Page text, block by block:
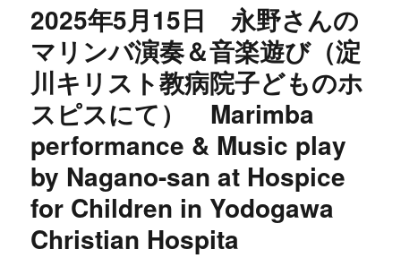
2025年5月15日 永野さんの
マリンバ演奏＆音楽遊び（淀
川キリスト教病院子どものホ
スピスにて） Marimba
performance & Music play
by Nagano-san at Hospice
for Children in Yodogawa
Christian Hospita